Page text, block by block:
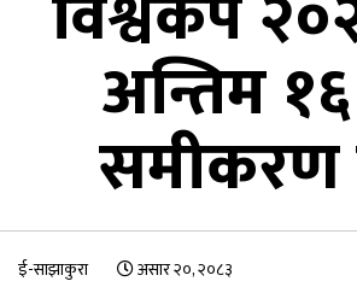
अन्तिम
समीकरण
ई-साझाकुरा असार २०, २०८३